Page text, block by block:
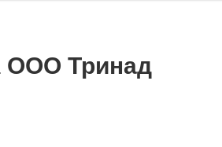
ООО Тринад